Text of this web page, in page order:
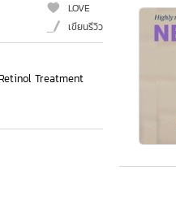
LOVE
เขียนรีวิว
Treatment